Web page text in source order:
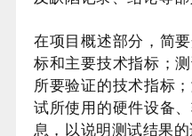
在项目概述部分，简
标和主要技术指标；
所要验证的技术指标
试所使用的硬件设备
息，以说明测试结果的